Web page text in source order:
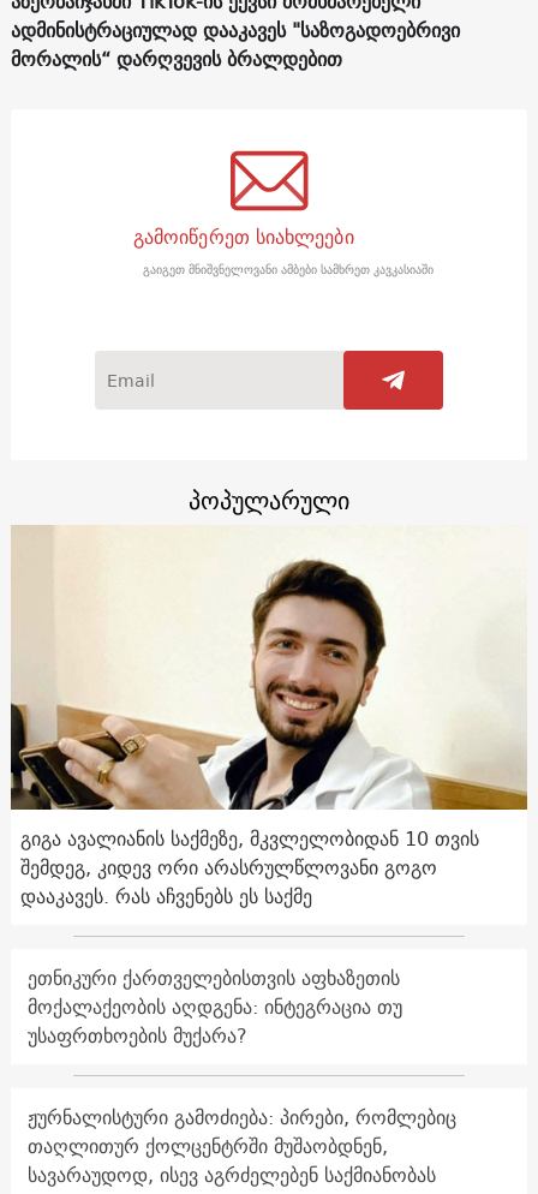
ადმინისტრაციულად დააკავეს "საზოგადოებრივი
მორალის“ დარღვევის ბრალდებით
გამოიწერეთ სიახლეები
გაიგეთ მნიშვნელოვანი ამბები სამხრეთ კავკასიაში
პოპულარული
გიგა ავალიანის საქმეზე, მკვლელობიდან 10 თვის
შემდეგ, კიდევ ორი არასრულწლოვანი გოგო
დააკავეს. რას აჩვენებს ეს საქმე
ეთნიკური ქართველებისთვის აფხაზეთის
მოქალაქეობის აღდგენა: ინტეგრაცია თუ
უსაფრთხოების მუქარა?
ჟურნალისტური გამოძიება: პირები, რომლებიც
თაღლითურ ქოლცენტრში მუშაობდნენ,
სავარაუდოდ, ისევ აგრძელებენ საქმიანობას